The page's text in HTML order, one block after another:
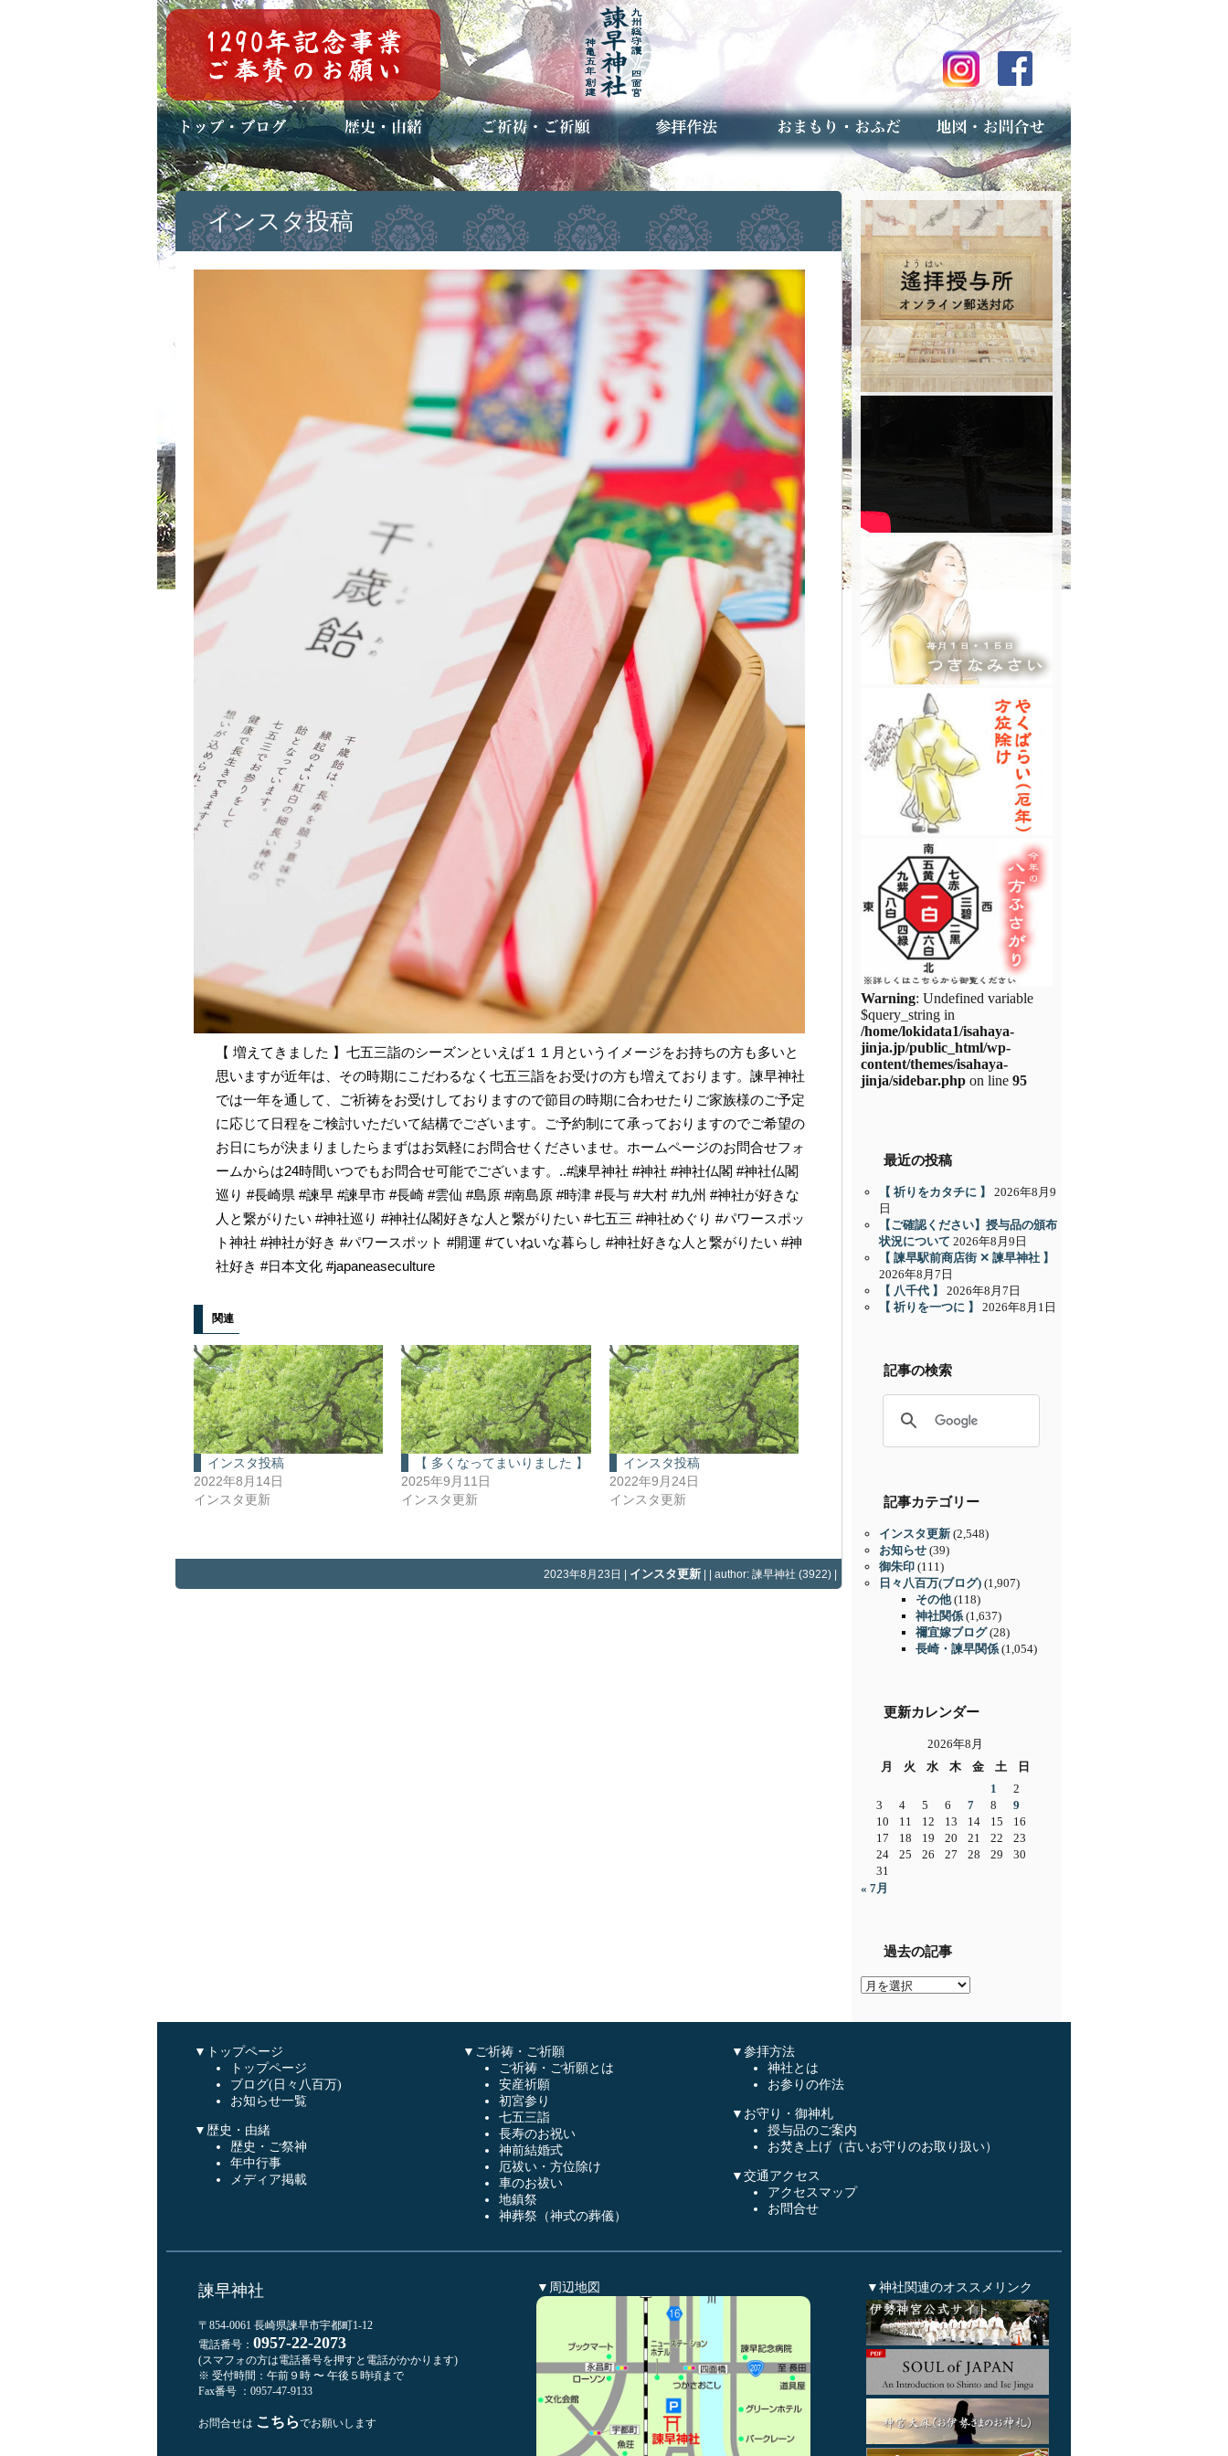
トップページ
ブログ(日々八百万)
お知らせ一覧 歴史・ご祭神
年中行事
メディア掲載 ご祈祷・ご祈願とは
安産祈願
初宮参り
七五三詣
長寿のお祝い
神前結婚式
厄祓い・方位除け
車のお祓い
地鎮祭
神葬祭（神式の葬儀） 神社とは
お参りの作法 授与品のご案内
お焚き上げ（古いお守りのお取り扱い）
アクセスマップ
予約者専用フォーム（事前受付）
インスタ投稿
【 増えてきました 】七五三詣のシーズンといえば１１月というイメージをお持ちの方も多いと
思いますが近年は、その時期にこだわるなく七五三詣をお受けの方も増えております。諫早神社
では一年を通して、ご祈祷をお受けしておりますので節目の時期に合わせたりご家族様のご予定
に応じて日程をご検討いただいて結構でございます。ご予約制にて承っておりますのでご希望の
お日にちが決まりましたらまずはお気軽にお問合せくださいませ。ホームページのお問合せフォ
ームからは24時間いつでもお問合せ可能でございます。..#諫早神社 #神社 #神社仏閣 #神社仏閣
巡り #長崎県 #諫早 #諫早市 #長崎 #雲仙 #島原 #南島原 #時津 #長与 #大村 #九州 #神社が好きな
人と繋がりたい #神社巡り #神社仏閣好きな人と繋がりたい #七五三 #神社めぐり #パワースポッ
ト神社 #神社が好き #パワースポット #開運 #ていねいな暮らし #神社好きな人と繋がりたい #神
社好き #日本文化 #japaneaseculture
関連
インスタ投稿
2022年8月14日
インスタ更新
【 多くなってまいりました 】
2025年9月11日
インスタ更新
インスタ投稿
2022年9月24日
インスタ更新
2023年8月23日 | インスタ更新 | | author: 諫早神社 (3922) |
Warning: Undefined variable
$query_string in
/home/lokidata1/isahaya-
jinja.jp/public_html/wp-
content/themes/isahaya-
jinja/sidebar.php on line 95
最近の投稿
【 祈りをカタチに 】
2026年8月9
日
【ご確認ください】授与品の頒布
状況について 2026年8月9日
【 諫早駅前商店街 ✕ 諫早神社 】
2026年8月7日
【 八千代 】
2026年8月7日
【 祈りを一つに 】
2026年8月1日
記事の検索
記事カテゴリー
インスタ更新 (2,548)
お知らせ (39)
御朱印 (111)
日々八百万(ブログ) (1,907)
その他(118)
神社関係 (1,637)
禰宜嫁ブログ(28)
長崎・諫早関係 (1,054)
更新カレンダー
2026年8月
月
火 水 木 金 土
日
1
2
3
4 5 6 7 8
9
10
11 12 13 14 15
16
17
18 19 20 21 22
23
24
25 26 27 28 29
30
31
« 7月
過去の記事
過
▼トップページ
トップページ
ブログ(日々八百万)
お知らせ一覧
▼歴史・由緒
歴史・ご祭神
年中行事
メディア掲載
▼ご祈祷・ご祈願
ご祈祷・ご祈願とは
安産祈願
初宮参り
七五三詣
長寿のお祝い
神前結婚式
厄祓い・方位除け
車のお祓い
地鎮祭
神葬祭（神式の葬儀）
▼参拝方法
神社とは
お参りの作法
▼お守り・御神札
授与品のご案内
お焚き上げ（古いお守りのお取り扱い）
▼交通アクセス
アクセスマップ
お問合せ
諫早神社
〒854-0061 長崎県諫早市宇都町1-12
電話番号： 0957-22-2073
(スマフォの方は電話番号を押すと電話がかかります)
※ 受付時間：午前９時 〜 午後５時頃まで
Fax番号 ：0957-47-9133
お問合せは こちらでお願いします
▼周辺地図 ▼神社関連のオススメリンク